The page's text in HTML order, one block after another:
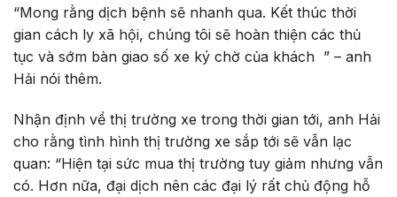
“Mong rằng dịch bệnh sẽ nhanh qua. Kết thúc thời
gian cách ly xã hội, chúng tôi sẽ hoàn thiện các thủ
tục và sớm bàn giao số xe ký chờ của khách ” – anh
Hải nói thêm.
Nhận định về thị trường xe trong thời gian tới, anh Hải
cho rằng tình hình thị trường xe sắp tới sẽ vẫn lạc
quan: “Hiện tại sức mua thị trường tuy giảm nhưng vẫn
có. Hơn nữa, đại dịch nên các đại lý rất chủ động hỗ